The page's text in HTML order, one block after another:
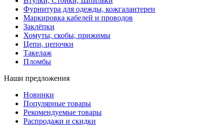
Фурнитура для одежды, кожгалантереи
Маркировка кабелей и проводов
Заклёпки
Хомуты, скобы, прижимы
Цепи, цепочки
Такелаж
Пломбы
Наши предложения
Новинки
Популярные товары
Рекомендуемые товары
Распродажи и скидки